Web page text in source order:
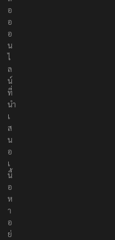
อ
อ
อ
น
ไ
ล
น์
ที่
นำ
เ
ส
น
อ
เ
นื้
อ
ห
า
อ
ย่